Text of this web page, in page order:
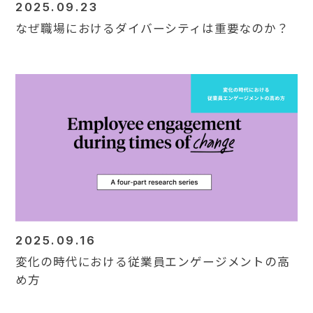
2025.09.23
なぜ職場におけるダイバーシティは重要なのか？
2025.09.16
変化の時代における従業員エンゲージメントの高
め方